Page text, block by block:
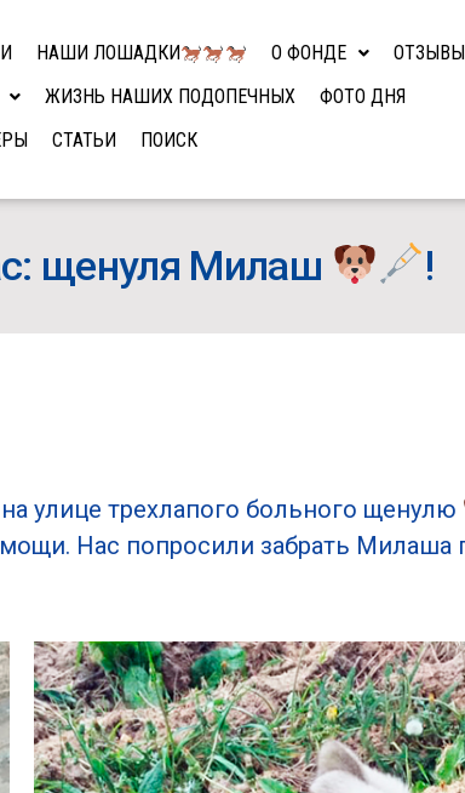
НАШИ ЛОШАДКИ О ФОНДЕ
ОТЗЫВЫ
ЖИЗНЬ НАШИХ ПОДОПЕЧНЫХ
ФОТО ДНЯ
СТАТЬИ ПОИСК
щенуля Милаш !
улице трехлапого больного щенулю
Нас попросили забрать Милаша